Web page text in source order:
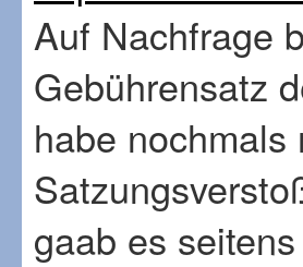
Auf Nachfrage
Gebührensatz
habe
gaab es